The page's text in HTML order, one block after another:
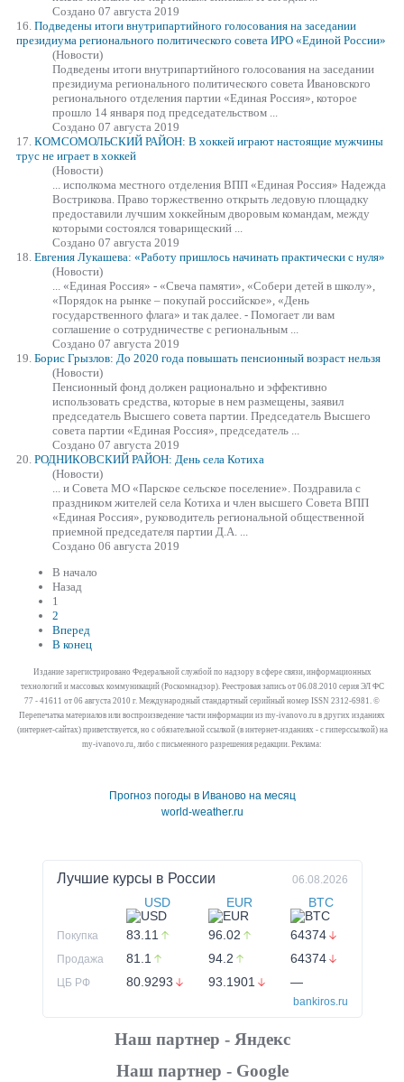
Создано 07 августа 2019
16. Подведены итоги внутрипартийного голосования на заседании
президиума регионального политического совета ИРО «Единой России»
(Новости)
Подведены итоги внутрипартийного голосования на заседании
президиума регионального политического совета Ивановского
регионального отделения партии «Единая Россия», которое
прошло 14 января под председательством ...
Создано 07 августа 2019
17. КОМСОМОЛЬСКИЙ РАЙОН: В хоккей играют настоящие мужчины
трус не играет в хоккей
(Новости)
... исполкома местного отделения ВПП «Единая Россия» Надежда
Вострикова. Право торжественно открыть ледовую площадку
предоставили лучшим хоккейным дворовым командам, между
которыми состоялся товарищеский ...
Создано 07 августа 2019
18. Евгения Лукашева: «Работу пришлось начинать практически с нуля»
(Новости)
... «Единая Россия» - «Свеча памяти», «Собери детей в школу»,
«Порядок на рынке – покупай российское», «День
государственного флага» и так далее. - Помогает ли вам
соглашение о сотрудничестве с региональным ...
Создано 07 августа 2019
19. Борис Грызлов: До 2020 года повышать пенсионный возраст нельзя
(Новости)
Пенсионный фонд должен рационально и эффективно
использовать средства, которые в нем размещены, заявил
председатель Высшего совета партии. Председатель Высшего
совета партии «Единая Россия», председатель ...
Создано 07 августа 2019
20. РОДНИКОВСКИЙ РАЙОН: День села Котиха
(Новости)
... и Совета МО «Парское сельское поселение». Поздравила с
праздником жителей села Котиха и член высшего Совета ВПП
«Единая Россия», руководитель региональной общественной
приемной председателя партии Д.А. ...
Создано 06 августа 2019
В начало
Назад
1
2
Вперед
В конец
Издание зарегистрировано Федеральной службой по надзору в сфере связи, информационных
технологий и массовых коммуникаций (Роскомнадзор). Реестровая запись от 06.08.2010 серия ЭЛ ФС
77 - 41611 от 06 августа 2010 г. Международный стандартный серийный номер ISSN 2312-6981. ©
Перепечатка материалов или воспроизведение части информации из my-ivanovo.ru в других изданиях
(интернет-сайтах) приветствуется, но с обязательной ссылкой (в интернет-изданиях - с гиперссылкой) на
my-ivanovo.ru, либо с письменного разрешения редакции. Реклама:
Прогноз погоды в Иваново на месяц
world-weather.ru
Лучшие курсы в России 06.08.2026
USD EUR BTC
Покупка 83.11 96.02 64374
Продажа 81.1 94.2 64374
ЦБ РФ 80.9293 93.1901 —
bankiros.ru
Наш партнер - Яндекс
Наш партнер - Google